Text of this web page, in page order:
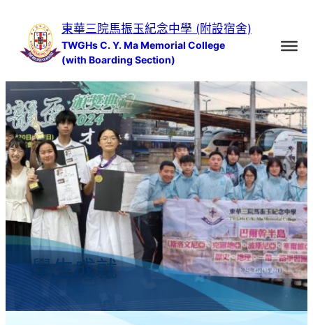
內
容
東華三院馬振玉紀念中學 (附設宿舍)
TWGHs C. Y. Ma Memorial College
(with Boarding Section)
學生成就